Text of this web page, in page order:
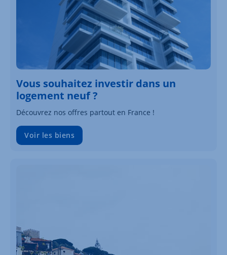
Vous souhaitez investir dans un
logement neuf ?
Découvrez nos offres partout en France !
Voir les biens